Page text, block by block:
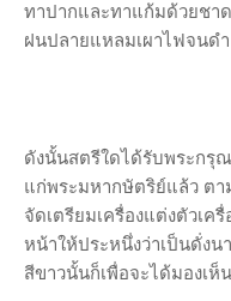
ทาปากและทาแก้มด้วยชา
ฝนปลายแหลมเผาไฟจนด
ดังนั้นสตรีใดได้รับพระกรุ
แก่พระมหากษัตริย์แล้ว ต
จัดเตรียมเครื่องแต่งตัวเค
หน้าให้ประหนึ่งว่าเป็นดั่ง
สีขาวนั้นก็เพื่อจะได้มองเ